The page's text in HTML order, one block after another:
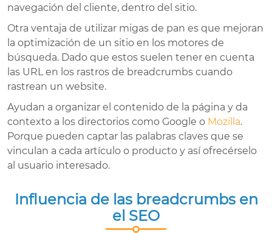
navegación del cliente, dentro del sitio.
Otra ventaja de utilizar migas de pan es que mejoran
la optimización de un sitio en los motores de
búsqueda. Dado que estos suelen tener en cuenta
las URL en los rastros de breadcrumbs cuando
rastrean un website.
Ayudan a organizar el contenido de la página y da
contexto a los directorios como Google o Mozilla.
Porque pueden captar las palabras claves que se
vinculan a cada artículo o producto y así ofrecérselo
al usuario interesado.
Influencia de las breadcrumbs en
el SEO